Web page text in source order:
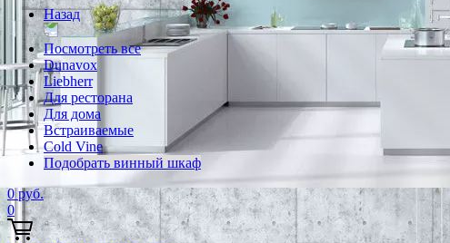
Назад
Посмотреть все
Dunavox
Liebherr
Для ресторана
Для дома
Встраиваемые
Cold Vine
Подобрать винный шкаф
0 руб.
0